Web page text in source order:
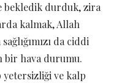
bekledik durduk, zira
kalmak, Allah
da ciddi
bir hava durumu.
ve kalp